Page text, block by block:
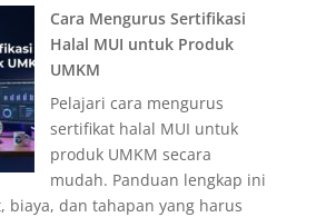
Cara Mengurus Sertifikasi
Halal MUI untuk Produk
UMKM
Pelajari cara mengurus
sertifikat halal MUI untuk
produk UMKM secara
mudah. Panduan lengkap ini
biaya, dan tahapan yang harus